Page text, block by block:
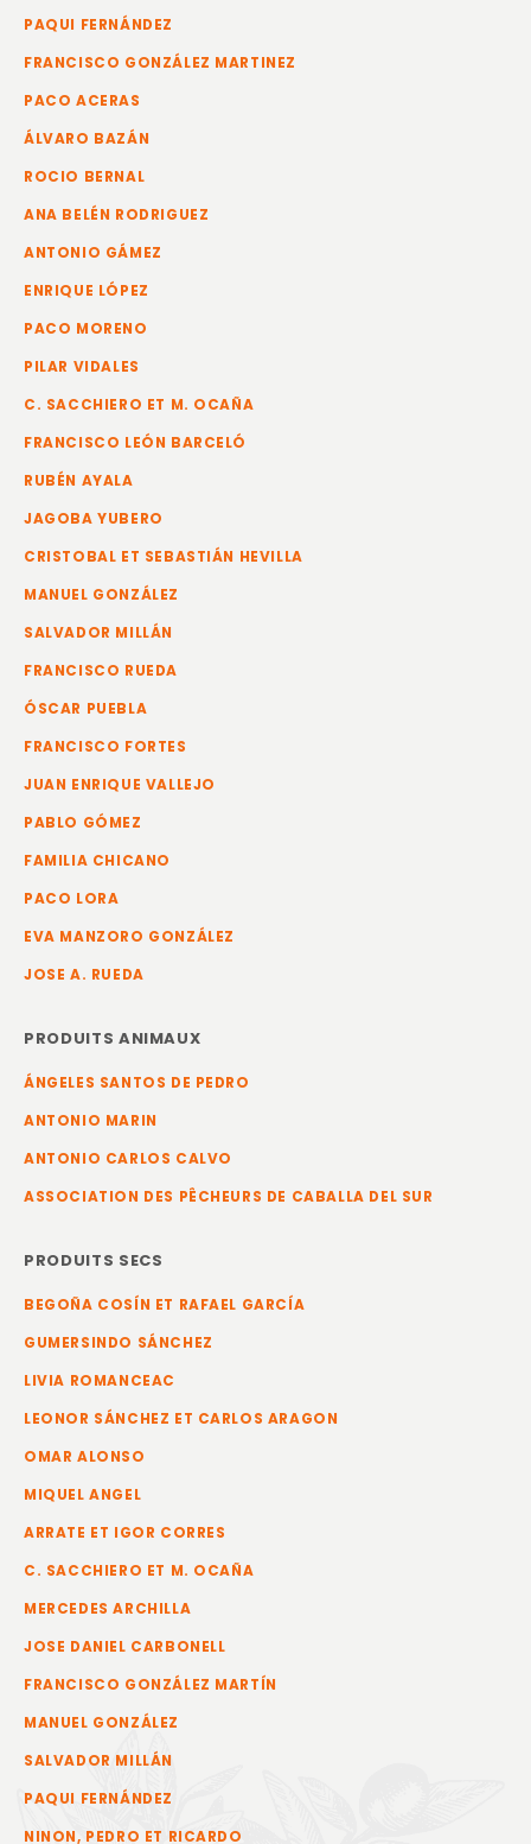
PAQUI FERNÁNDEZ
FRANCISCO GONZÁLEZ MARTINEZ
PACO ACERAS
ÁLVARO BAZÁN
ROCIO BERNAL
ANA BELÉN RODRIGUEZ
ANTONIO GÁMEZ
ENRIQUE LÓPEZ
PACO MORENO
PILAR VIDALES
C. SACCHIERO ET M. OCAÑA
FRANCISCO LEÓN BARCELÓ
RUBÉN AYALA
JAGOBA YUBERO
CRISTOBAL ET SEBASTIÁN HEVILLA
MANUEL GONZÁLEZ
SALVADOR MILLÁN
FRANCISCO RUEDA
ÓSCAR PUEBLA
FRANCISCO FORTES
JUAN ENRIQUE VALLEJO
PABLO GÓMEZ
FAMILIA CHICANO
PACO LORA
EVA MANZORO GONZÁLEZ
JOSE A. RUEDA
PRODUITS ANIMAUX
ÁNGELES SANTOS DE PEDRO
ANTONIO MARIN
ANTONIO CARLOS CALVO
ASSOCIATION DES PÊCHEURS DE CABALLA DEL SUR
PRODUITS SECS
BEGOÑA COSÍN ET RAFAEL GARCÍA
GUMERSINDO SÁNCHEZ
LIVIA ROMANCEAC
LEONOR SÁNCHEZ ET CARLOS ARAGON
OMAR ALONSO
MIQUEL ANGEL
ARRATE ET IGOR CORRES
C. SACCHIERO ET M. OCAÑA
MERCEDES ARCHILLA
JOSE DANIEL CARBONELL
FRANCISCO GONZÁLEZ MARTÍN
MANUEL GONZÁLEZ
SALVADOR MILLÁN
PAQUI FERNÁNDEZ
NINON, PEDRO ET RICARDO